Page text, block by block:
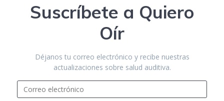
Suscríbete a Quiero
Oír
Déjanos tu correo electrónico y recibe nuestras
actualizaciones sobre salud auditiva.